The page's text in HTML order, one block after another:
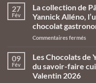
de
aux
27
Fév
La collection de
Yannick Alléno,
chocolat
Commentaires fermés
de
09
Fév
Les Chocolats de
du savoir-faire
Valentin 2026